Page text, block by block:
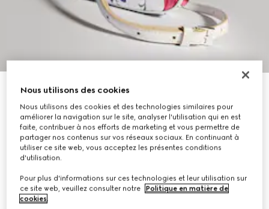
1/10
À personnaliser avec vos initiales
Sac à épaule Lady Lunetta petit format
€ 1.150
Déclinaisons toile blanc et multicolore
Nous utilisons des cookies
Nous utilisons des cookies et des technologies similaires pour
améliorer la navigation sur le site, analyser l'utilisation qui en est
faite, contribuer à nos efforts de marketing et vous permettre de
partager nos contenus sur vos réseaux sociaux. En continuant à
utiliser ce site web, vous acceptez les présentes conditions
d'utilisation.
Pour plus d'informations sur ces technologies et leur utilisation sur
ce site web, veuillez consulter notre
Politique en matière de
cookies.